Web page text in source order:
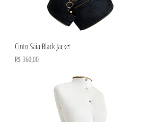
Cinto Saia Black Jacket
Preço
R$ 360,00